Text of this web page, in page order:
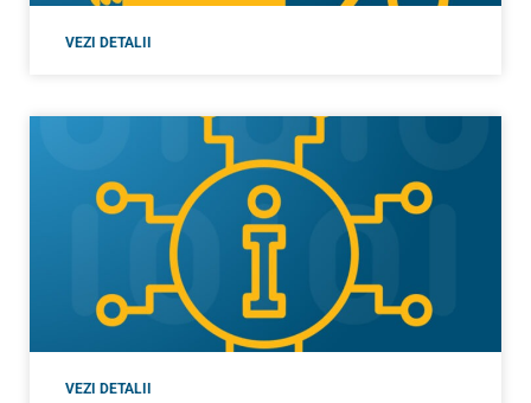
VEZI DETALII
VEZI DETALII